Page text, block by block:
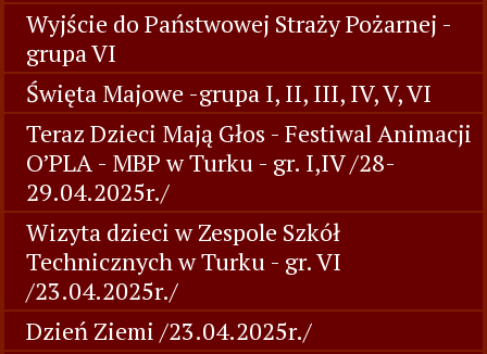
Wyjście do Państwowej Straży Pożarnej -
grupa VI
Święta Majowe -grupa I, II, III, IV, V, VI
Teraz Dzieci Mają Głos - Festiwal Animacji
O’PLA - MBP w Turku - gr. I,IV /28-
29.04.2025r./
Wizyta dzieci w Zespole Szkół
Technicznych w Turku - gr. VI
/23.04.2025r./
Dzień Ziemi /23.04.2025r./